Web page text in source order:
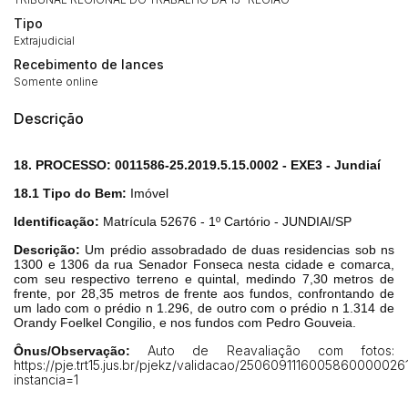
Tipo
Extrajudicial
Recebimento de lances
Somente online
Descrição
18. PROCESSO: 0011586-25.2019.5.15.0002 - EXE3 - Jundiaí
18.1 Tipo do Bem: Imóvel
Identificação: Matrícula 52676 - 1º Cartório - JUNDIAI/SP
Descrição: Um prédio assobradado de duas residencias sob ns
1300 e 1306 da rua Senador Fonseca nesta cidade e comarca,
com seu respectivo terreno e quintal, medindo 7,30 metros de
frente, por 28,35 metros de frente aos fundos, confrontando de
um lado com o prédio n 1.296, de outro com o prédio n 1.314 de
Orandy Foelkel Congilio, e nos fundos com Pedro Gouveia.
Ônus/Observação:Auto de Reavaliação com fotos:
https://pje.trt15.jus.br/pjekz/validacao/
instancia=1
Envie sua Proposta
(Art. 895, CPC)
Histórico de Propostas
Data Usuário Valor
14/04/2025 18:43:11 TIAGOFELIPE R$ 1,00
Clique aqui para fazer login
Habilite-se para efetuar lances ou
propostas